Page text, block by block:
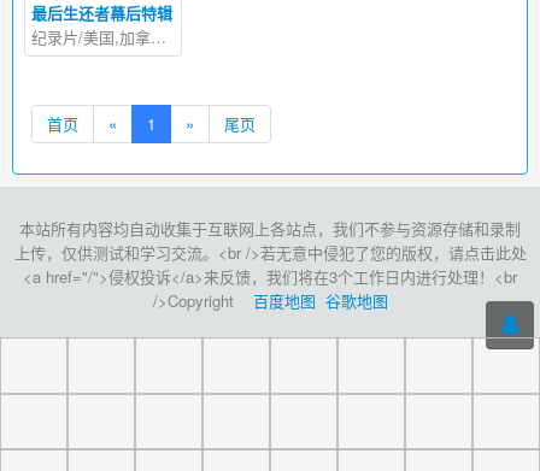
最后生还者幕后特辑
纪录片/美国,加拿大/2023
首页 « 1 » 尾页
本站所有内容均自动收集于互联网上各站点，我们不参与资源存储和录制
上传，仅供测试和学习交流。<br />若无意中侵犯了您的版权，请点击此处
<a href="/">侵权投诉</a>来反馈，我们将在3个工作日内进行处理！<br
/>Copyright 百度地图 谷歌地图